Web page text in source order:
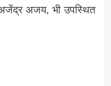
अजेंद्र अजय, भी उपस्थित